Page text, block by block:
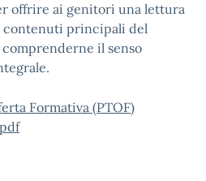
offrire ai genitori una lettura
contenuti principali del
il senso
Formativa (PTOF)